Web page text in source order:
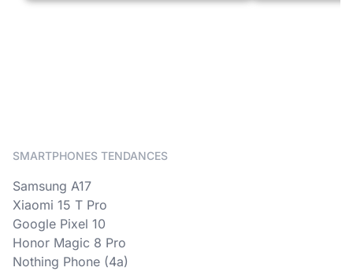
SMARTPHONES TENDANCES
Samsung A17
Xiaomi 15 T Pro
Google Pixel 10
Honor Magic 8 Pro
Nothing Phone (4a)